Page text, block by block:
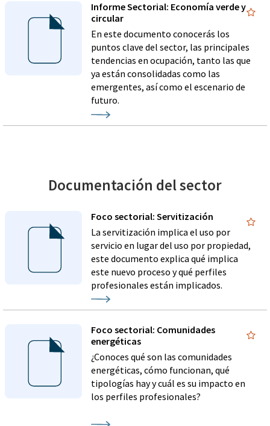
Informe Sectorial: Economía verde y
circular
En este documento conocerás los
puntos clave del sector, las principales
tendencias en ocupación, tanto las que
ya están consolidadas como las
emergentes, así como el escenario de
futuro.
Documentación del sector
Foco sectorial: Servitización
La servitización implica el uso por
servicio en lugar del uso por propiedad,
este documento explica qué implica
este nuevo proceso y qué perfiles
profesionales están implicados.
Foco sectorial: Comunidades
energéticas
¿Conoces qué son las comunidades
energéticas, cómo funcionan, qué
tipologías hay y cuál es su impacto en
los perfiles profesionales?